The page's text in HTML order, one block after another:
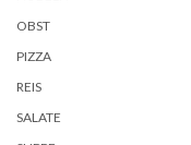
OBST
PIZZA
REIS
SALATE